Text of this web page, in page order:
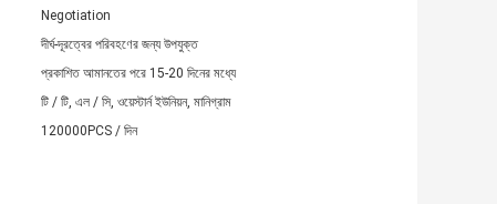
Negotiation
দীর্ঘ-দূরত্বের পরিবহণের জন্য উপযুক্ত
প্রকাশিত আমানতের পরে 15-20 দিনের মধ্যে
টি / টি, এল / সি, ওয়েস্টার্ন ইউনিয়ন, মানিগ্রাম
120000PCS / দিন